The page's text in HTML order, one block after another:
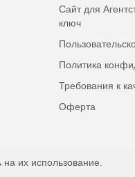
Сайт для
ключ
Политика
Требования к
Оферта
их использование.